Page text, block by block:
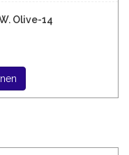
Olive-14